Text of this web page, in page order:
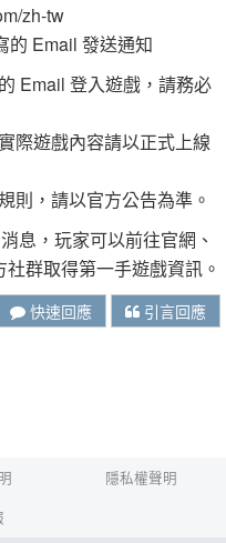
zh-tw
的 Email 發送通知
Email 登入遊戲，請務必
際遊戲內容請以正式上線
則，請以官方公告為準。
，玩家可以前往官網、
群取得第一手遊戲資訊。
快速回應 引言回應
隱私權聲明